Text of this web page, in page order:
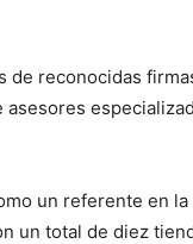
de reconocidas
asesores
un referente en la
un total de diez